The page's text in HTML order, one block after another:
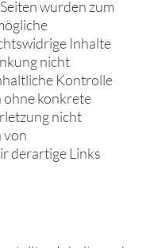
wurden zum
Inhalte
nicht
Kontrolle
ohne konkrete
nicht
von
derartige Links